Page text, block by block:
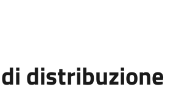
distribuzione